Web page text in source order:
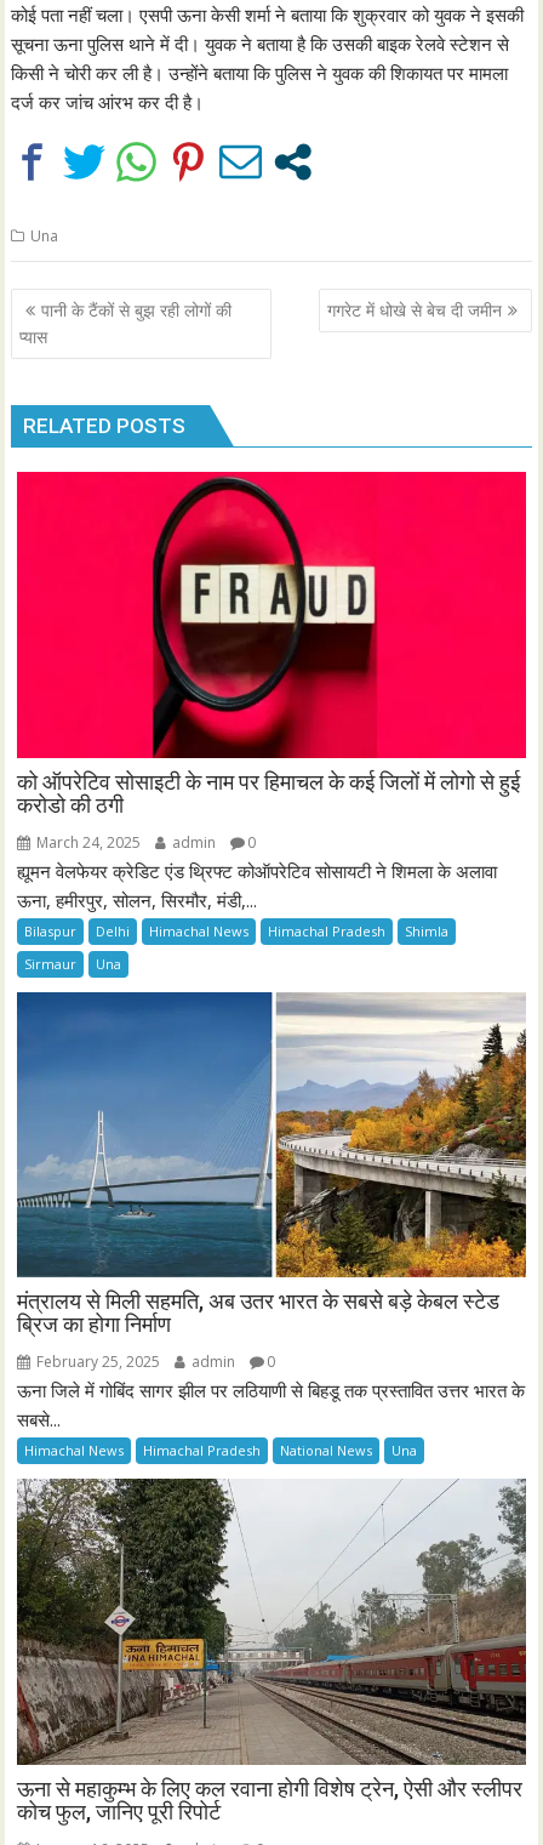
कोई पता नहीं चला। एसपी ऊना केसी शर्मा ने बताया कि शुक्रवार को युवक ने इसकी
सूचना ऊना पुलिस थाने में दी। युवक ने बताया है कि उसकी बाइक रेलवे स्टेशन से
किसी ने चोरी कर ली है। उन्होंने बताया कि पुलिस ने युवक की शिकायत पर मामला
दर्ज कर जांच आंरभ कर दी है।
Una
Post
navigation
पानी के टैंकों से बुझ रही लोगों की
प्यास
गगरेट में धोखे से बेच दी जमीन
RELATED POSTS
को ऑपरेटिव सोसाइटी के नाम पर हिमाचल के कई जिलों में लोगो से हुई
करोडो की ठगी
March 24, 2025 admin 0
ह्यूमन वेलफेयर क्रेडिट एंड थ्रिफ्ट कोऑपरेटिव सोसायटी ने शिमला के अलावा
ऊना, हमीरपुर, सोलन, सिरमौर, मंडी,...
Bilaspur Delhi Himachal News Himachal Pradesh
Shimla
Sirmaur
Una
मंत्रालय से मिली सहमति, अब उतर भारत के सबसे बड़े केबल स्टेड
ब्रिज का होगा निर्माण
February 25, 2025 admin 0
ऊना जिले में गोबिंद सागर झील पर लठियाणी से बिहडू तक प्रस्तावित उत्तर भारत के
सबसे...
Himachal News Himachal Pradesh National News Una
ऊना से महाकुम्भ के लिए कल रवाना होगी विशेष ट्रेन, ऐसी और स्लीपर
कोच फुल, जानिए पूरी रिपोर्ट